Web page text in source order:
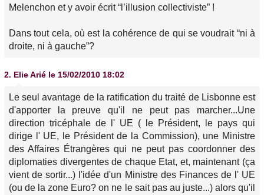
Melenchon et y avoir écrit “l’illusion collectiviste” !
Dans tout cela, où est la cohérence de qui se voudrait “ni à
droite, ni à gauche”?
2. Elie Arié le 15/02/2010 18:02
Le seul avantage de la ratification du traité de Lisbonne est
d'apporter la preuve qu'il ne peut pas marcher...Une
direction tricéphale de l' UE ( le Président, le pays qui
dirige l' UE, le Président de la Commission), une Ministre
des Affaires Étrangères qui ne peut pas coordonner des
diplomaties divergentes de chaque Etat, et, maintenant (ça
vient de sortir...) l'idée d'un Ministre des Finances de l' UE
(ou de la zone Euro? on ne le sait pas au juste...) alors qu'il